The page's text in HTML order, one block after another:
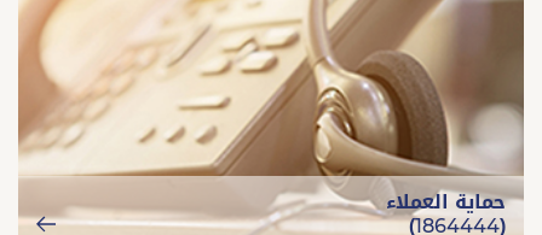
حماية العملاء
(1864444)